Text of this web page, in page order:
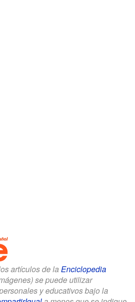
artículos de la Enciclopedia
se puede utilizar
y educativos bajo la